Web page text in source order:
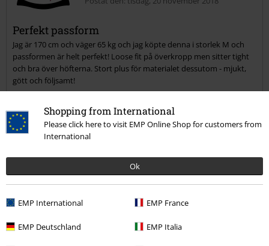
Shopping from International
Please click here to visit EMP Online Shop for customers from
International
Ok
EMP International EMP France
EMP Deutschland EMP Italia
Perfekt passform
Jag är 170 cm och väger 65 kg och jag köpte denna i storlek M och
passformen är helt perfekt! Loose fit på överkropp men sitter tight
och bra över höfterna. Stort plus för materialet dessutom - mjukt,
gött och följsamt!
Verifierad recension
Kommentar